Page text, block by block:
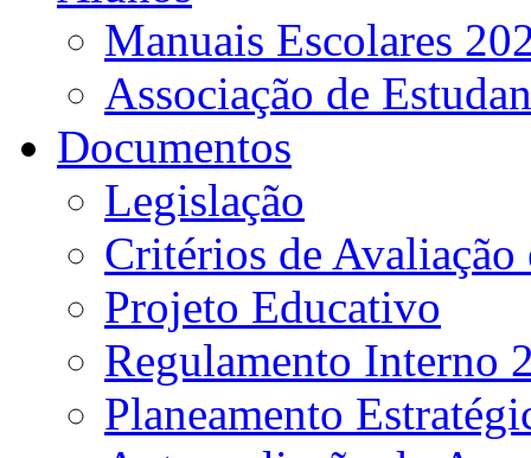
Manuais Escolares
Associação de
Documentos
Legislação
Critérios de
Projeto Educativo
Regulamento Interno
Planeamento